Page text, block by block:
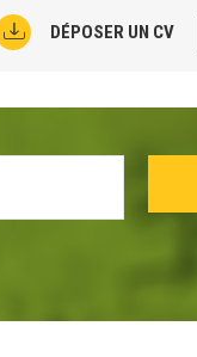
DÉPOSER UN CV